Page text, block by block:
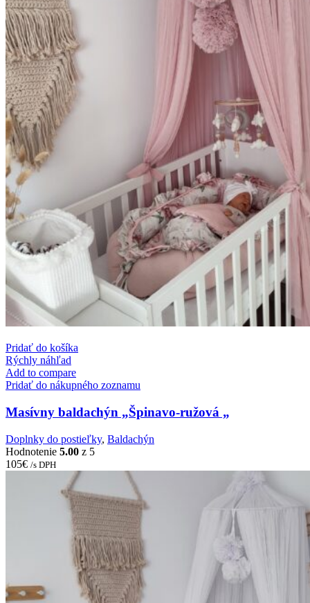
Pridať do košíka
Rýchly náhľad
Add to compare
Pridať do nákupného zoznamu
Masívny baldachýn „Špinavo-ružová „
Doplnky do postieľky, Baldachýn
Hodnotenie 5.00 z 5
105€ /s DPH